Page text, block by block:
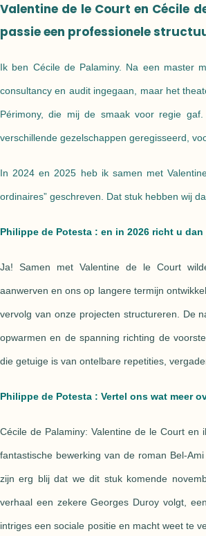
Valentine de le Court en Cécile
passie een professionele
Ik ben Cécile de Palaminy. Na een master
consultancy en audit ingegaan, maar het
Périmony, die mij de smaak voor regie
verschillende gezelschappen geregisseerd,
In 2024 en 2025 heb ik samen met
ordinaires” geschreven. Dat stuk hebben wij
Philippe de Potesta : en in 2026 richt u
Ja! Samen met Valentine de le Court
aanwerven en ons op langere termijn
vervolg van onze projecten structureren. De
opwarmen en de spanning richting de
die getuige is van ontelbare repetities,
Philippe de Potesta : Vertel ons wat meer
Cécile de Palaminy: Valentine de le Court
fantastische bewerking van de roman Bel-
zijn erg blij dat we dit stuk komende
verhaal een zekere Georges Duroy volgt,
intriges een sociale positie en macht weet te